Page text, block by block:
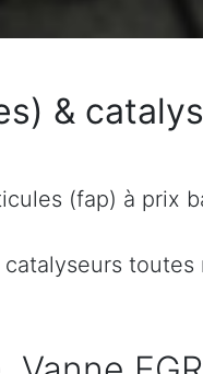
&
(fap) à prix
toutes